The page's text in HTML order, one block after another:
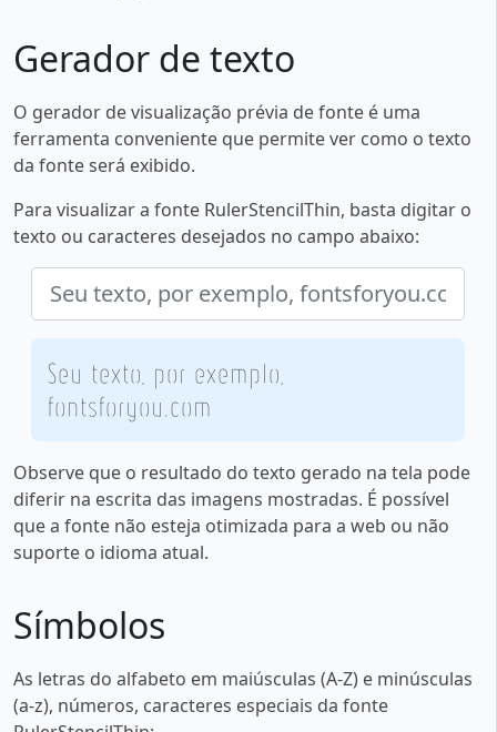
Gerador de texto
O gerador de visualização prévia de fonte é uma
ferramenta conveniente que permite ver como o texto
da fonte será exibido.
Para visualizar a fonte RulerStencilThin, basta digitar o
texto ou caracteres desejados no campo abaixo:
Seu texto, por exemplo,
fontsforyou.com
Observe que o resultado do texto gerado na tela pode
diferir na escrita das imagens mostradas. É possível
que a fonte não esteja otimizada para a web ou não
suporte o idioma atual.
Símbolos
As letras do alfabeto em maiúsculas (A-Z) e minúsculas
(a-z), números, caracteres especiais da fonte